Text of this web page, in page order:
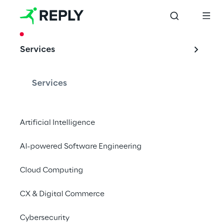
Services
Services
Artificial Intelligence
AI-powered Software Engineering
Cloud Computing
CX & Digital Commerce
Cybersecurity
Vjumi: un servizio di
officina digitale on
l’app mobile vjumi ed una piattaforma IoT